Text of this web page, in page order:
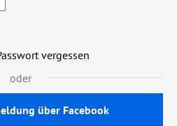
vergessen
oder
über Facebook